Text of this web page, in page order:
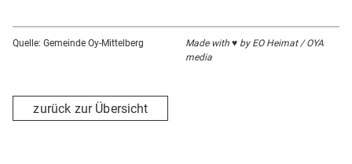
Quelle: Gemeinde Oy-Mittelberg
Made with ♥ by EO Heimat / OYA
media
zurück zur Übersicht